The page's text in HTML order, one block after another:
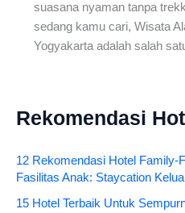
suasana nyaman tanpa
sedang kamu cari, Wisata
Yogyakarta adalah salah
Rekomendasi
12 Rekomendasi Hotel Family-
Fasilitas Anak: Staycation
15 Hotel Terbaik Untuk